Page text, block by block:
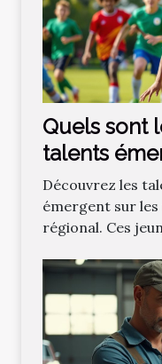
Quels sont
talents
football
Découvrez les
émergent sur
régional. Ces